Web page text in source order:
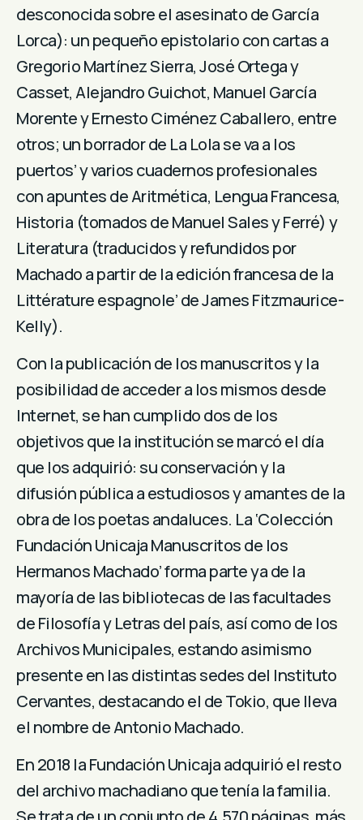
desconocida sobre el asesinato de García
Lorca): un pequeño epistolario con cartas a
Gregorio Martínez Sierra, José Ortega y
Casset, Alejandro Guichot, Manuel García
Morente y Ernesto Ciménez Caballero, entre
otros; un borrador de La Lola se va a los
puertos’ y varios cuadernos profesionales
con apuntes de Aritmética, Lengua Francesa,
Historia (tomados de Manuel Sales y Ferré) y
Literatura (traducidos y refundidos por
Machado a partir de la edición francesa de la
Littérature espagnole’ de James Fitzmaurice-
Kelly).
Con la publicación de los manuscritos y la
posibilidad de acceder a los mismos desde
Internet, se han cumplido dos de los
objetivos que la institución se marcó el día
que los adquirió: su conservación y la
difusión pública a estudiosos y amantes de la
obra de los poetas andaluces. La ‘Colección
Fundación Unicaja Manuscritos de los
Hermanos Machado’ forma parte ya de la
mayoría de las bibliotecas de las facultades
de Filosofía y Letras del país, así como de los
Archivos Municipales, estando asimismo
presente en las distintas sedes del Instituto
Cervantes, destacando el de Tokio, que lleva
el nombre de Antonio Machado.
En 2018 la Fundación Unicaja adquirió el resto
del archivo machadiano que tenía la familia.